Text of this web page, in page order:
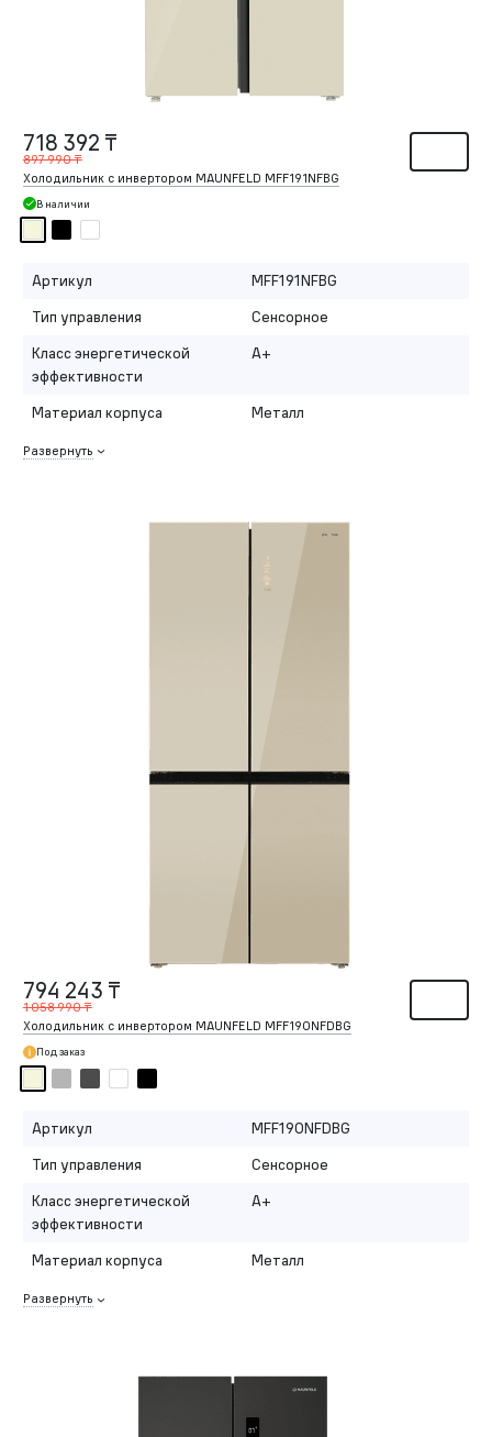
718 392 ₸
897 990 ₸
Холодильник с инвертором MAUNFELD MFF191NFBG
В наличии
Артикул
MFF191NFBG
Тип управления
Сенсорное
Класс энергетической
эффективности
A+
Материал корпуса Металл
Развернуть
794 243 ₸
1 058 990 ₸
Холодильник с инвертором MAUNFELD MFF190NFDBG
Под заказ
Артикул
MFF190NFDBG
Тип управления
Сенсорное
Класс энергетической
эффективности
A+
Материал корпуса Металл
Развернуть